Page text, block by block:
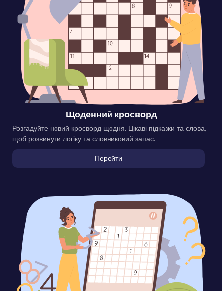
Щоденний кросворд
Розгадуйте новий кросворд щодня. Цікаві підказки та слова,
щоб розвинути логіку та словниковий запас.
Перейти